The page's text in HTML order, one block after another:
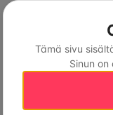
Tämä sivu
Sinun